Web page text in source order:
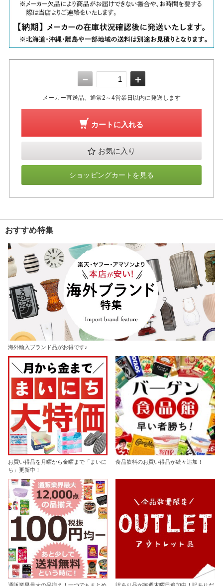
－ ＋
メーカー直送品。通常2～4営業日以内に発送します
カートに入れる
お気に入り
ショッピングカートを見る
おすすめ特集
海外輸入ブランド品がお得です♪
お買い得品を月曜から金曜まで「まいに
ち」更新中！
食品飲料のお買い得品が続々追加！